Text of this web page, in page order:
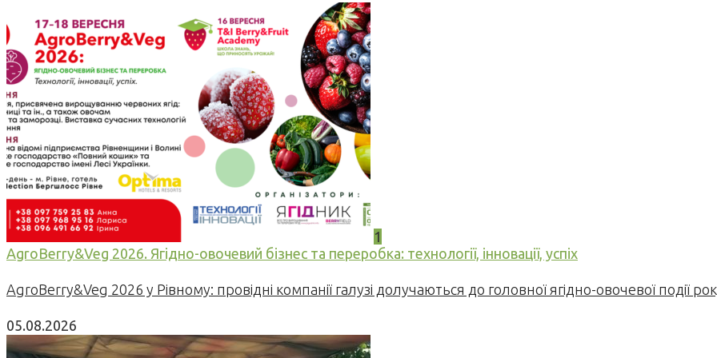
1
AgroBerry&Veg 2026. Ягідно-овочевий бізнес та переробка: технології, інновації, успіх
AgroBerry&Veg 2026 у Рівному: провідні компанії галузі долучаються до головної ягідно-овочевої події
05.08.2026